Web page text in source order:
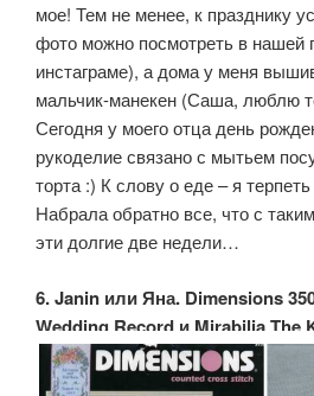
мое! Тем не менее, к празднику
фото можно посмотреть в нашей
инстаграме), а дома у меня
мальчик-манекен (Саша, люблю
Сегодня у моего отца день
рукоделие связано с мытьем
торта :) К слову о еде – я
Набрала обратно все, что с
эти долгие две недели…
6. Janin или Яна. Dimensions
Wedding Record и Mirabilia The